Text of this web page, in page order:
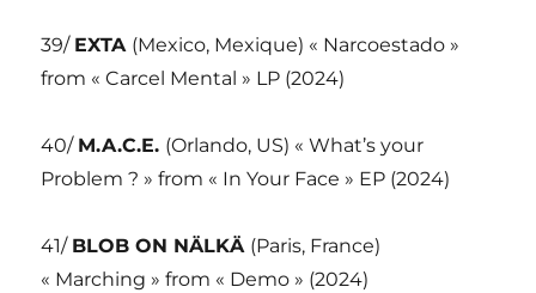
39/ EXTA (Mexico, Mexique) « Narcoestado »
from « Carcel Mental » LP (2024)
40/ M.A.C.E. (Orlando, US) « What’s your
Problem ? » from « In Your Face » EP (2024)
41/ BLOB ON NÄLKÄ (Paris, France)
« Marching » from « Demo » (2024)